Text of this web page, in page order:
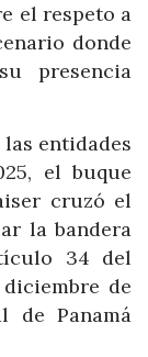
el respeto a
donde
presencia
entidades
el buque
cruzó el
la bandera
34 del
de
de Panamá